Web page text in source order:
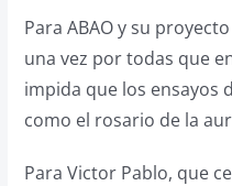
Para ABAO y su
una vez por todas que
impida que los ensayos
como el rosario de la
Para Victor Pablo, que